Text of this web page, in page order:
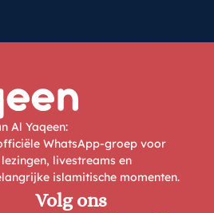
Al Yaqeen:
WhatsApp-groep voor
livestreams en
islamitische momenten.
Volg ons